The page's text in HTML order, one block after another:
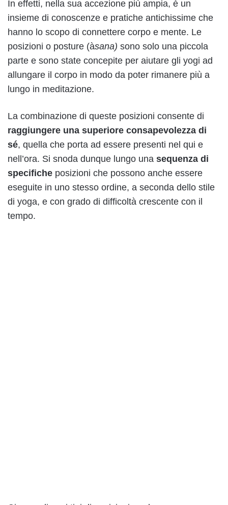
In effetti, nella sua accezione più ampia, è un
insieme di conoscenze e pratiche antichissime che
hanno lo scopo di connettere corpo e mente. Le
posizioni o posture (àsana) sono solo una piccola
parte e sono state concepite per aiutare gli yogi ad
allungare il corpo in modo da poter rimanere più a
lungo in meditazione.
La combinazione di queste posizioni consente di
raggiungere una superiore consapevolezza di
sé, quella che porta ad essere presenti nel qui e
nell’ora. Si snoda dunque lungo una sequenza di
specifiche posizioni che possono anche essere
eseguite in uno stesso ordine, a seconda dello stile
di yoga, e con grado di difficoltà crescente con il
tempo.